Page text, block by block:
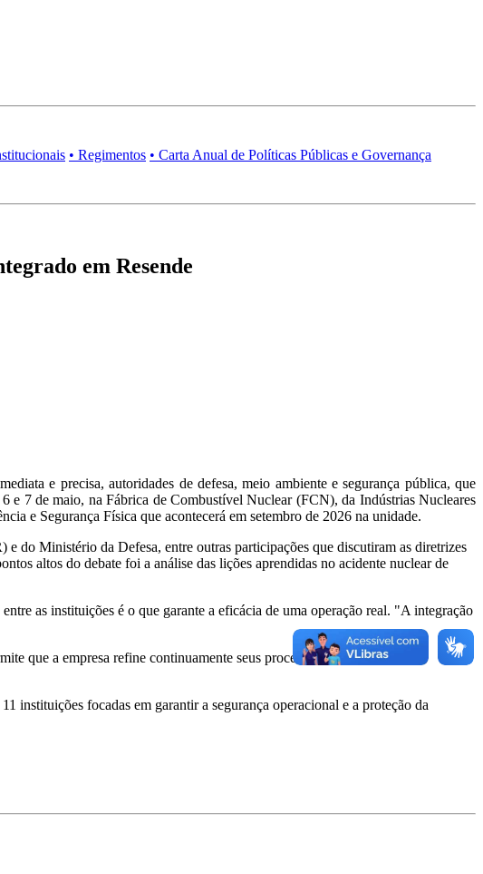
• Regimentos • Carta Anual de Políticas Públicas e Governança
em Resende
e precisa, autoridades de defesa, meio ambiente e segurança pública, que
e 7 de maio, na Fábrica de Combustível Nuclear (FCN), da Indústrias Nucleares
e Segurança Física que acontecerá em setembro de 2026 na unidade.
do Ministério da Defesa, entre outras participações que discutiram as diretrizes
altos do debate foi a análise das lições aprendidas no acidente nuclear de
as instituições é o que garante a eficácia de uma operação real. "A integração
que a empresa refine continuamente seus processos de proteção.
instituições focadas em garantir a segurança operacional e a proteção da